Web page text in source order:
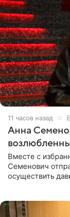
11 часов назад
Анна
Вместе с
Семенович
осуществить